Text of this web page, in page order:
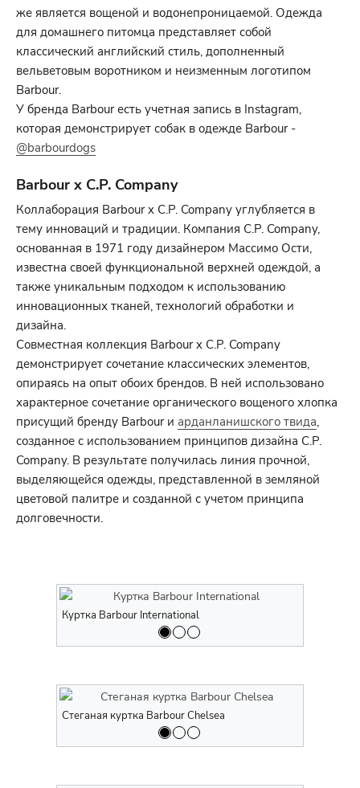
же является вощеной и водонепроницаемой. Одежда
для домашнего питомца представляет собой
классический английский стиль, дополненный
вельветовым воротником и неизменным логотипом
Barbour.
У бренда Barbour есть учетная запись в Instagram,
которая демонстрирует собак в одежде Barbour -
@barbourdogs
Barbour x C.P. Company
Коллаборация Barbour x C.P. Company углубляется в
тему инноваций и традиции. Компания C.P. Company,
основанная в 1971 году дизайнером Массимо Ости,
известна своей функциональной верхней одеждой, а
также уникальным подходом к использованию
инновационных тканей, технологий обработки и
дизайна.
Совместная коллекция Barbour x C.P. Company
демонстрирует сочетание классических элементов,
опираясь на опыт обоих брендов. В ней использовано
характерное сочетание органического вощеного хлопка
присущий бренду Barbour и арданланишского твида,
созданное с использованием принципов дизайна C.P.
Company. В результате получилась линия прочной,
выделяющейся одежды, представленной в земляной
цветовой палитре и созданной с учетом принципа
долговечности.
Куртка Barbour International
Стеганая куртка Barbour Chelsea